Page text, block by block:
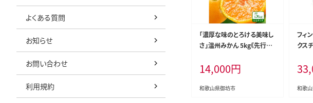
よくある質問
お知らせ
お問い合わせ
利用規約
「濃厚な味のとろける美味し
さ」温州みかん 5kg《先行予
14,000円
和歌山県御坊市
フィ
クス
和歌